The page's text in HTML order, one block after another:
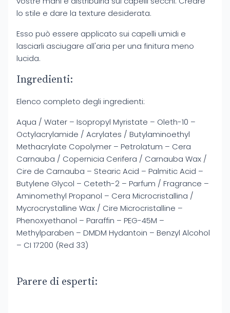
lo stile e dare la texture desiderata.
Esso può essere applicato sui capelli umidi e
lasciarli asciugare all'aria per una finitura meno
lucida.
Ingredienti:
Elenco completo degli ingredienti:
Aqua / Water – Isopropyl Myristate – Oleth-10 –
Octylacrylamide / Acrylates / Butylaminoethyl
Methacrylate Copolymer – Petrolatum – Cera
Carnauba / Copernicia Cerifera / Carnauba Wax /
Cire de Carnauba – Stearic Acid – Palmitic Acid –
Butylene Glycol – Ceteth-2 – Parfum / Fragrance –
Aminomethyl Propanol – Cera Microcristallina /
Mycrocrystalline Wax / Cire Microcristalline –
Phenoxyethanol – Paraffin – PEG-45M –
Methylparaben – DMDM Hydantoin – Benzyl Alcohol
– CI 17200 (Red 33)
Parere di esperti: